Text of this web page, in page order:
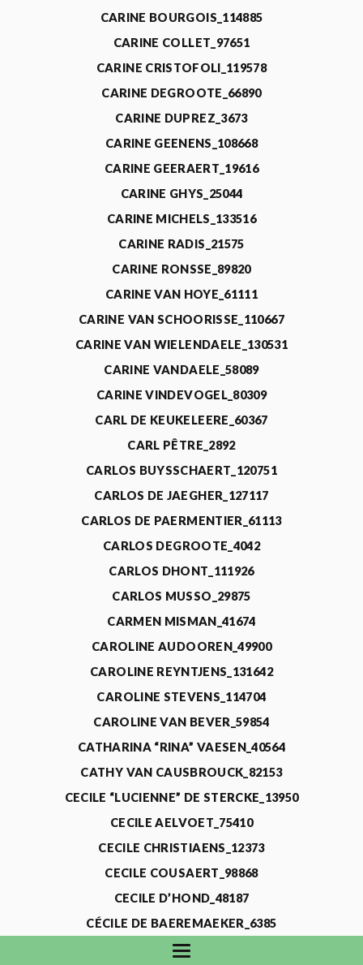
CARINE BOURGOIS_114885
CARINE COLLET_97651
CARINE CRISTOFOLI_119578
CARINE DEGROOTE_66890
CARINE DUPREZ_3673
CARINE GEENENS_108668
CARINE GEERAERT_19616
CARINE GHYS_25044
CARINE MICHELS_133516
CARINE RADIS_21575
CARINE RONSSE_89820
CARINE VAN HOYE_61111
CARINE VAN SCHOORISSE_110667
CARINE VAN WIELENDAELE_130531
CARINE VANDAELE_58089
CARINE VINDEVOGEL_80309
CARL DE KEUKELEERE_60367
CARL PÊTRE_2892
CARLOS BUYSSCHAERT_120751
CARLOS DE JAEGHER_127117
CARLOS DE PAERMENTIER_61113
CARLOS DEGROOTE_4042
CARLOS DHONT_111926
CARLOS MUSSO_29875
CARMEN MISMAN_41674
CAROLINE AUDOOREN_49900
CAROLINE REYNTJENS_131642
CAROLINE STEVENS_114704
CAROLINE VAN BEVER_59854
CATHARINA “RINA” VAESEN_40564
CATHY VAN CAUSBROUCK_82153
CECILE “LUCIENNE” DE STERCKE_13950
CECILE AELVOET_75410
CECILE CHRISTIAENS_12373
CECILE COUSAERT_98868
CECILE D’HOND_48187
CÉCILE DE BAEREMAEKER_6385
CECILE DE WAELE_4731